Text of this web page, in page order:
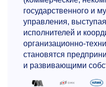
и отраслевая
стратегического
политика,
государственная
стратегическое
опыта в крупных
и промышленного
государственного и
управления,
исполнителей и
организационно-
становятся
и развивающими